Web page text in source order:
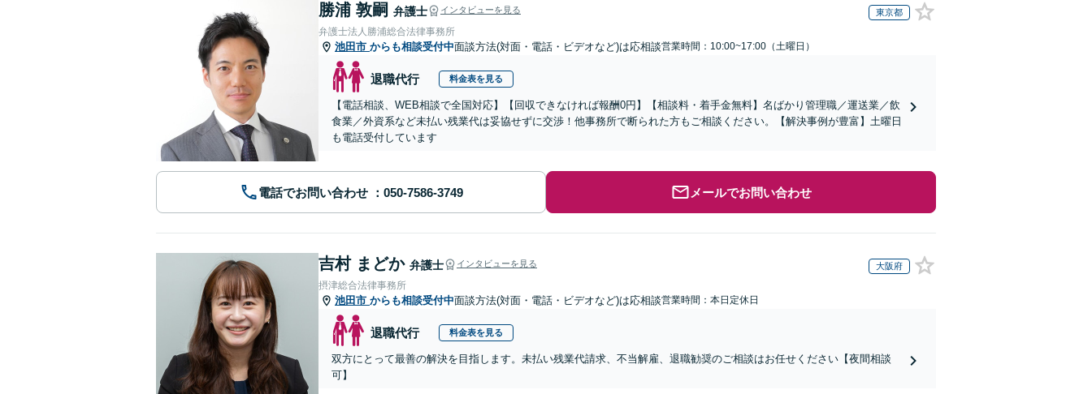
勝浦 敦嗣 弁護士 インタビューを見る 東京都
弁護士法人勝浦総合法律事務所
池田市 からも相談受付中面談方法(対面・電話・ビデオなど)は応相談営業時間：10:00~17:00（土曜日）
退職代行 料金表を見る
【電話相談、WEB相談で全国対応】【回収できなければ報酬0円】【相談料・着手金無料】名ばかり管理職／運送業／飲
食業／外資系など未払い残業代は妥協せずに交渉！他事務所で断られた方もご相談ください。【解決事例が豊富】土曜日
も電話受付しています
電話でお問い合わせ メールでお問い合わせ
吉村 まどか 弁護士 インタビューを見る 大阪府
摂津総合法律事務所
池田市 からも相談受付中面談方法(対面・電話・ビデオなど)は応相談営業時間：本日定休日
退職代行 料金表を見る
双方にとって最善の解決を目指します。未払い残業代請求、不当解雇、退職勧奨のご相談はお任せください【夜間相談
可】